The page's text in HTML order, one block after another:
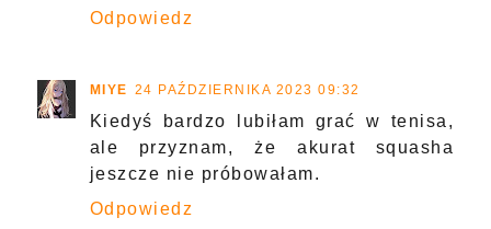
Odpowiedz
MIYE 24 PAŹDZIERNIKA 2023 09:32
Kiedyś bardzo lubiłam grać w tenisa,
ale przyznam, że akurat squasha
jeszcze nie próbowałam.
Odpowiedz